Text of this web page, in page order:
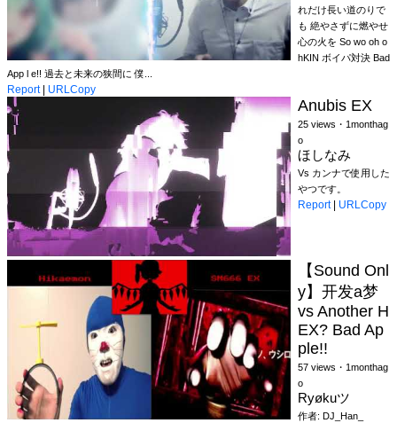
れだけ⻑い道のりで
も 絶やさずに燃やせ
心の火を So wo oh o
hKIN ボイパ対決 Bad
App l e!! 過去と未来の狭間に 僕...
Report| URLCopy
Anubis EX
25 views・1monthag
o
ほしなみ
Vs カンナで使用した
やつです。
Report| URLCopy
【Sound Onl
y】开发a梦
vs Another H
EX? Bad Ap
ple!!
57 views・1monthag
o
Ryøkuツ
作者: DJ_Han_